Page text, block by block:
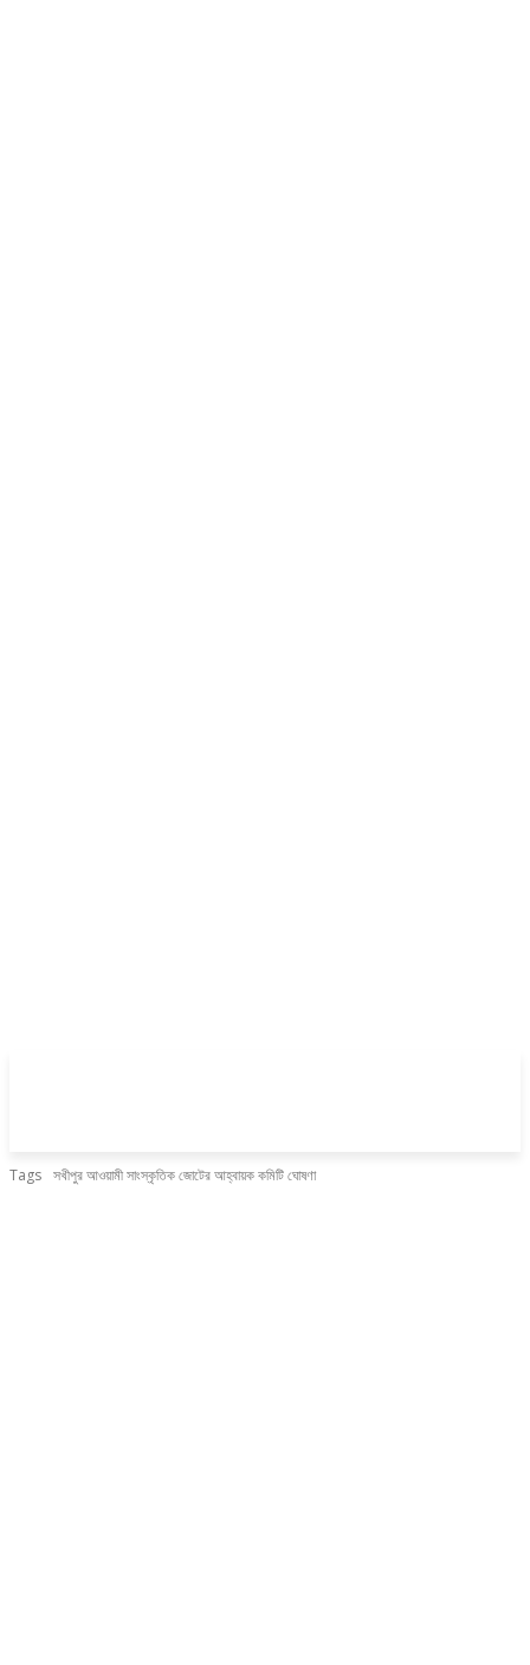
Tags সখীপুর আওয়ামী সাংস্কৃতিক জোটের আহ্বায়ক কমিটি ঘোষণা